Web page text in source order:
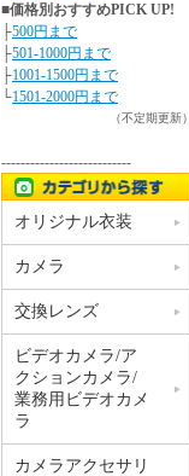
■価格別おすすめPICK UP!
├500円まで
├501-1000円まで
├1001-1500円まで
└1501-2000円まで
（不定期更新）
---------------------------
オリジナル衣装
カメラ
交換レンズ
ビデオカメラ/ア
クションカメラ/
業務用ビデオカメ
ラ
カメラアクセサリ